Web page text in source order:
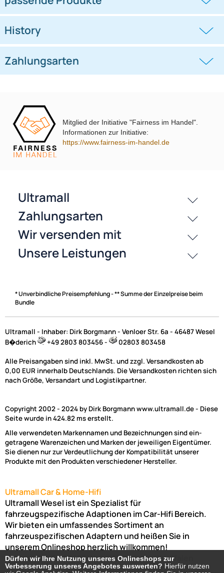
passende Produkte
Ähnliche Produkte anzeigen
Frage zum Artikel stellen
Jetzt auf Rechnung kaufen
passende Produkte
History
Mitglied der Initiative "Fairness im Handel".
Informationen zur Initiative:
https://www.fairness-im-handel.de
* Unverbindliche Preisempfehlung - ** Summe der Einzelpreise beim
Bundle
Ultramall - Inhaber: Dirk Borgmann - Venloer Str. 6a - 46487 Wesel
B�derich
+49 2803 803456 - 02803 803458
Alle Preisangaben sind inkl. MwSt. und zzgl. Versandkosten ab
0,00 EUR innerhalb Deutschlands. Die Versandkosten richten sich
nach Größe, Versandart und Logistikpartner.
Copyright 2002 - 2024 by Dirk Borgmann www.ultramall.de - Diese
Seite wurde in 424.82 ms erstellt.
Alle verwendeten Markennamen und Bezeichnungen sind ein-
getragene Warenzeichen und Marken der jeweiligen Eigentümer.
Sie dienen nur zur Verdeutlichung der Kompatibilität unserer
Produkte mit den Produkten verschiedener Hersteller.
Ultramall Car & Home-Hifi
Ultramall Wesel ist ein Spezialist für
fahrzeugspezifische Adaptionen im Car-Hifi Bereich.
Wir bieten ein umfassendes Sortiment an
fahrzeuspezifischen Adaptern und heißen Sie in
unserem Onlineshop herzlich willkommen!
Venloer Str. 6a46487 WeselNordrhein-Westfalen
Telefon:02803-803456Bürozeiten: Montag-Freitag:
Dürfen wir Ihre Nutzung unseres Onlineshops zur
Verbesserung unseres Angebotes auswerten? Hierfür nutzen
Dürfen wir Ihre Nutzung unseres Onlineshops zur
Verbesserung unseres Angebotes auswerten? Hierfür nutzen